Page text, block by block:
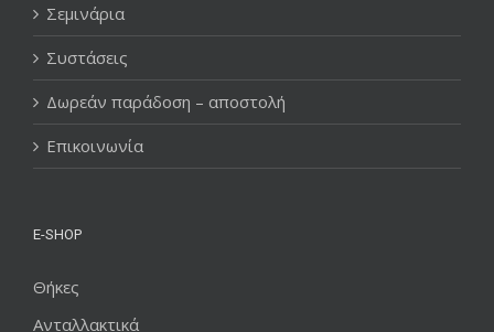
Σεμινάρια
Συστάσεις
Δωρεάν παράδοση – αποστολή
Επικοινωνία
E-SHOP
Θήκες
Ανταλλακτικά